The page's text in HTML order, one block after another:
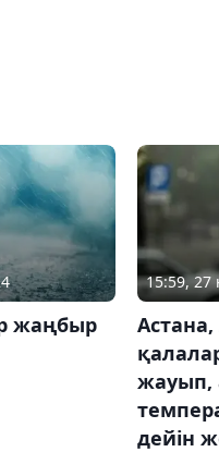
жаңбыр
15:59, 27
жауып,
дейін